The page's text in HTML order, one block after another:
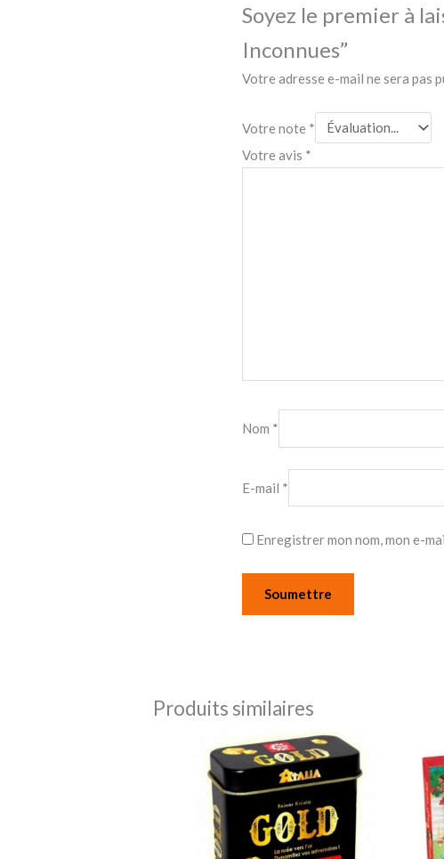
Soyez le premier à
Inconnues”
Votre adresse e-mail ne sera pas
Votre note *
Votre avis *
Nom *
E-mail *
Enregistrer mon nom, mon e-
Produits similaires